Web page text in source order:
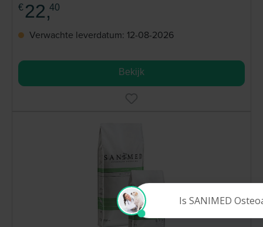
€ 22,40
Verwachte leverdatum: 12-08-2026
Bekijk